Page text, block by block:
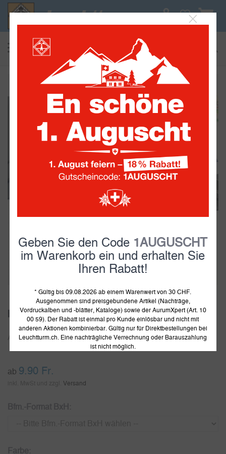
Alle Sammelwelten
1 2
3
hawid Streifen
Artikelnummer:801459
ab 9.90 Fr.
Versand
Geben Sie den Code 1AUGUSCHT
im Warenkorb ein und erhalten Sie
Ihren Rabatt!
* Gültig bis 09.08.2026 ab einem Warenwert von 30 CHF.
Ausgenommen sind preisgebundene Artikel (Nachträge,
Vordruckalben und -blätter, Kataloge) sowie der AurumXpert (Art. 10
00 59). Der Rabatt ist einmal pro Kunde einlösbar und nicht mit
anderen Aktionen kombinierbar. Gültig nur für Direktbestellungen bei
Leuchtturm.ch. Eine nachträgliche Verrechnung oder Barauszahlung
ist nicht möglich.